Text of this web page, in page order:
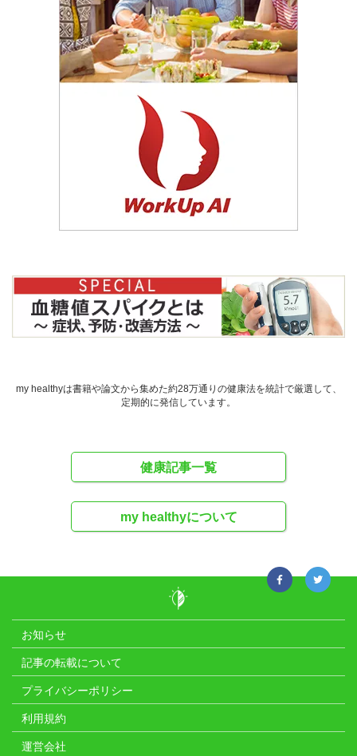
my healthyは書籍や論文から集めた約28万通りの健康法を統計で厳選して、
定期的に発信しています。
健康記事一覧
my healthyについて
お知らせ
記事の転載について
プライバシーポリシー
利用規約
運営会社